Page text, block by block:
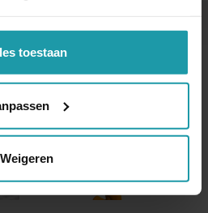
toestaan
Weigeren
artikelen